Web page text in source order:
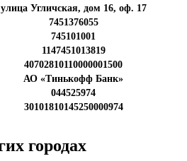
улица Угличская, дом 16, оф. 17
7451376055
745101001
1147451013819
40702810110000001500
АО «Тинькофф Банк»
044525974
30101810145250000974
городах